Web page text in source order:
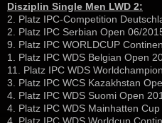
Disziplin Single Men LWD 2:
2. Platz IPC-Competition
2. Platz IPC Serbian Open 06/
9. Platz IPC WORLDCUP
1. Platz IPC WDS Belgian Open
11. Platz IPC WDS
3. Platz IPC WCS Kazakhstan
4. Platz IPC WDS Suomi Open
4. Platz IPC WDS Mainhatten